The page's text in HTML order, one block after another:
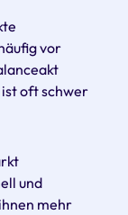
vor
oft schwer
und
mehr